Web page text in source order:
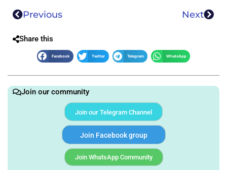
Previous Next
Share this
Facebook Twitter Telegram WhatsApp
Join our community
Join our Telegram Channel
Join Facebook group
Join WhatsApp Community